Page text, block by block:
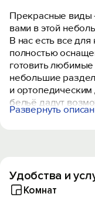
Прекрасные виды
вами в этой
В нас есть все
полностью
готовить
небольшие
и
бельё дадут
выспаться.
Чтобы добраться
Развернуть
Удобства и
Комнат